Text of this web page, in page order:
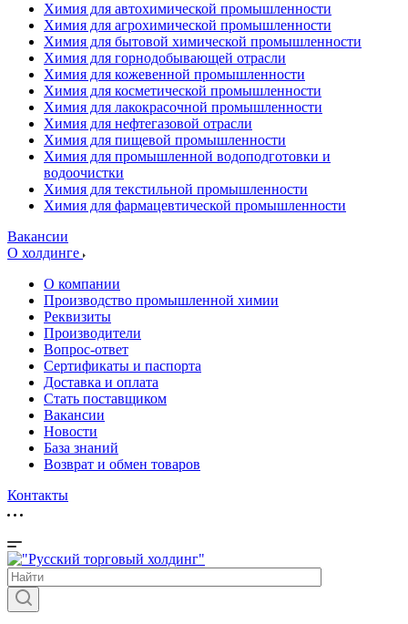
Химия для автохимической промышленности
Химия для агрохимической промышленности
Химия для бытовой химической промышленности
Химия для горнодобывающей отрасли
Химия для кожевенной промышленности
Химия для косметической промышленности
Химия для лакокрасочной промышленности
Химия для нефтегазовой отрасли
Химия для пищевой промышленности
Химия для промышленной водоподготовки и
водоочистки
Химия для текстильной промышленности
Химия для фармацевтической промышленности
Вакансии
О холдинге
О компании
Производство промышленной химии
Реквизиты
Производители
Вопрос-ответ
Сертификаты и паспорта
Доставка и оплата
Стать поставщиком
Вакансии
Новости
База знаний
Возврат и обмен товаров
Контакты